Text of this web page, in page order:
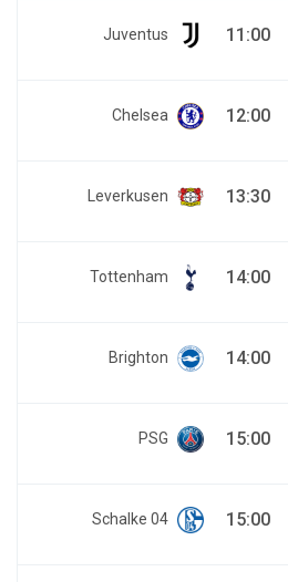
Juventus 11:00
Chelsea 12:00
Leverkusen 13:30
Tottenham 14:00
Brighton 14:00
PSG 15:00
Schalke 04 15:00